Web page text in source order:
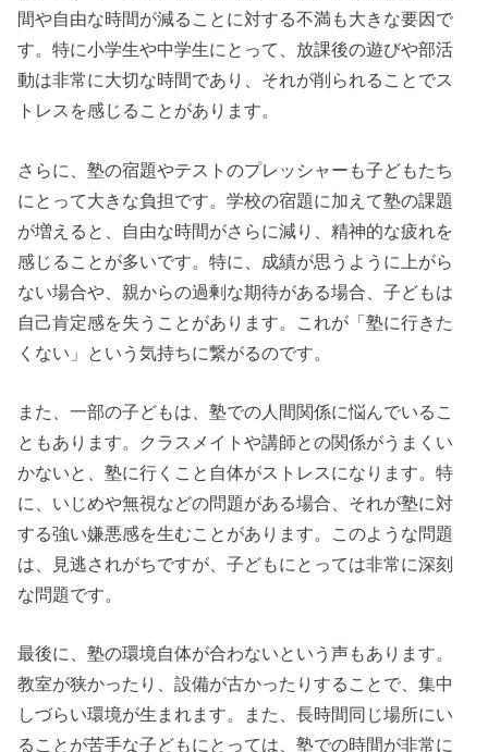
間や自由な時間が減ることに対する不満も大きな要因で
す。特に小学生や中学生にとって、放課後の遊びや部活
動は非常に大切な時間であり、それが削られることでス
トレスを感じることがあります。
さらに、塾の宿題やテストのプレッシャーも子どもたち
にとって大きな負担です。学校の宿題に加えて塾の課題
が増えると、自由な時間がさらに減り、精神的な疲れを
感じることが多いです。特に、成績が思うように上がら
ない場合や、親からの過剰な期待がある場合、子どもは
自己肯定感を失うことがあります。これが「塾に行きた
くない」という気持ちに繋がるのです。
また、一部の子どもは、塾での人間関係に悩んでいるこ
ともあります。クラスメイトや講師との関係がうまくい
かないと、塾に行くこと自体がストレスになります。特
に、いじめや無視などの問題がある場合、それが塾に対
する強い嫌悪感を生むことがあります。このような問題
は、見逃されがちですが、子どもにとっては非常に深刻
な問題です。
最後に、塾の環境自体が合わないという声もあります。
教室が狭かったり、設備が古かったりすることで、集中
しづらい環境が生まれます。また、長時間同じ場所にい
ることが苦手な子どもにとっては、塾での時間が非常に